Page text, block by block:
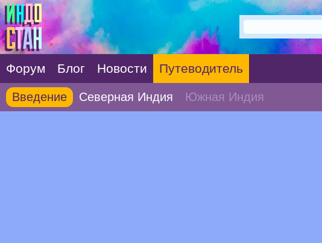
Форум Блог Новости Путеводитель
Введение Северная Индия Южная Индия